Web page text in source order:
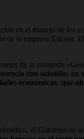
en el manejo de los
de la empresa Edenor.
de la categoría
con subsidio, en
económicas, que
el Gobierno se